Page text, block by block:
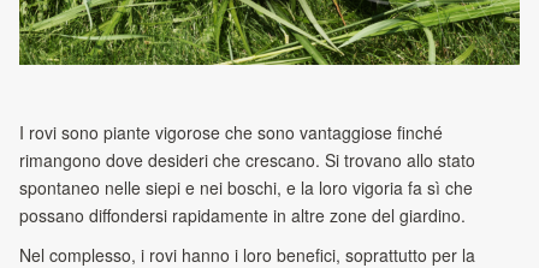
I rovi sono piante vigorose che sono vantaggiose finché
rimangono dove desideri che crescano. Si trovano allo stato
spontaneo nelle siepi e nei boschi, e la loro vigoria fa sì che
possano diffondersi rapidamente in altre zone del giardino.
Nel complesso, i rovi hanno i loro benefici, soprattutto per la